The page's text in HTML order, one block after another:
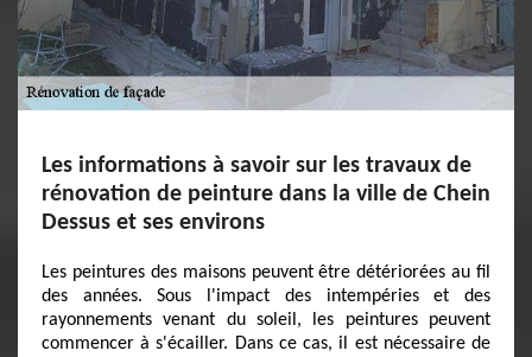
Les informations à savoir sur les travaux de
rénovation de peinture dans la ville de Chein
Dessus et ses environs
Les peintures des maisons peuvent être détériorées au fil
des années. Sous l'impact des intempéries et des
rayonnements venant du soleil, les peintures peuvent
commencer à s'écailler. Dans ce cas, il est nécessaire de